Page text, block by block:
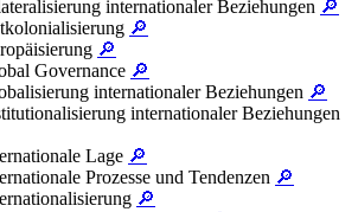
internationaler Beziehungen 🔎
🔎
🔎
Governance 🔎
internationaler Beziehungen 🔎
internationaler Beziehungen
Lage 🔎
Prozesse und Tendenzen 🔎
🔎